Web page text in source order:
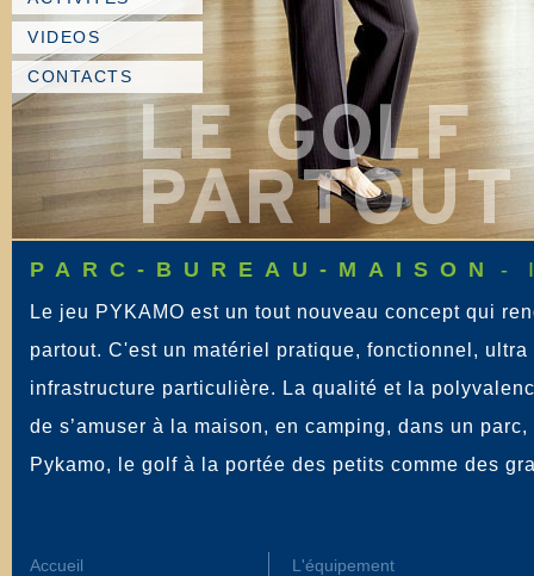
VIDEOS
CONTACTS
PARC-BUREAU-MAISON -
Le jeu PYKAMO est un tout nouveau concept qui
partout. C'est un matériel pratique, fonctionnel,
infrastructure particulière. La qualité et la
de s’amuser à la maison, en camping, dans un
Pykamo, le golf à la portée des petits comme des
Accueil
L'équipement